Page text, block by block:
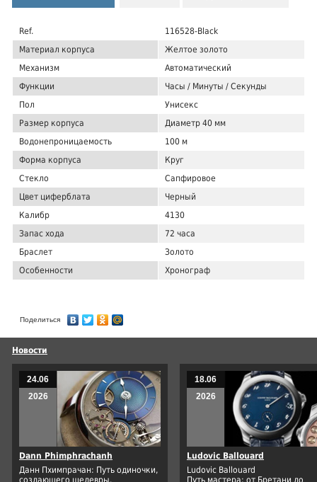
Ref.
116528-Black
Материал корпуса
Желтое золото
Механизм
Автоматический
Функции
Часы / Минуты / Секунды
Пол
Унисекс
Размер корпуса
Диаметр 40 мм
Водонепроницаемость
100 м
Форма корпуса
Круг
Стекло
Сапфировое
Цвет циферблата
Черный
Калибр
4130
Запас хода
72 часа
Браслет
Золото
Особенности
Хронограф
Поделиться
Новости
24.06
2026
Dann Phimphrachanh
Данн Пхимпрачан: Путь одиночки,
создающего шедевры.
18.06
2026
Ludovic Ballouard
Ludovic Ballouard
Путь мастера: от Бретани до